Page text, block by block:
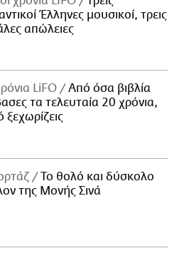
Έλληνες μουσικοί, τρεις
απώλειες
LiFO
Από όσα βιβλία
τα τελευταία 20 χρόνια,
ξεχωρίζεις
Το θολό και δύσκολο
της Μονής Σινά